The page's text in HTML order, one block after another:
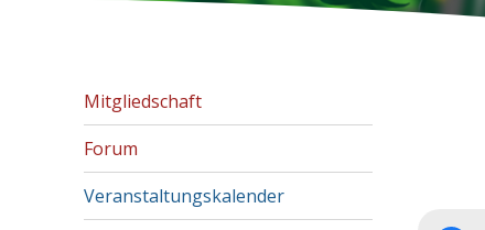
Mitgliedschaft
Forum
Veranstaltungskalender